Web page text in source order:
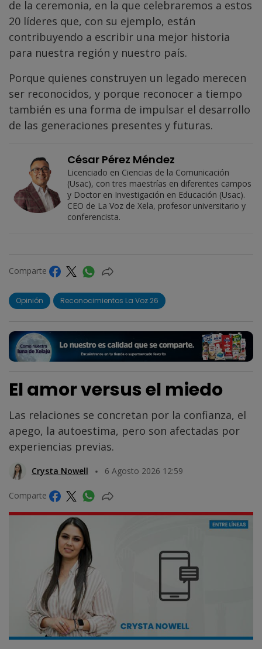
de la ceremonia, en la que celebraremos a estos
20 líderes que, con su ejemplo, están
contribuyendo a escribir una mejor historia
para nuestra región y nuestro país.
Porque quienes construyen un legado merecen
ser reconocidos, y porque reconocer a tiempo
también es una forma de impulsar el desarrollo
de las generaciones presentes y futuras.
César Pérez Méndez
Licenciado en Ciencias de la Comunicación
(Usac), con tres maestrías en diferentes campos
y Doctor en Investigación en Educación (Usac).
CEO de La Voz de Xela, profesor universitario y
conferencista.
Comparte
Opinión Reconocimientos La Voz 26
El amor versus el miedo
Las relaciones se concretan por la confianza, el
apego, la autoestima, pero son afectadas por
experiencias previas.
Crysta Nowell 6 Agosto 2026 12:59
Comparte